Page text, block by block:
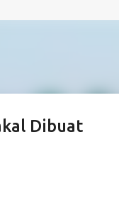
Dibuat